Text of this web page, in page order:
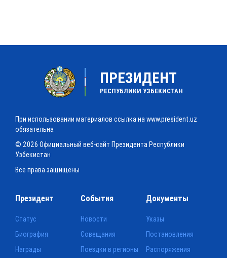
ПРЕЗИДЕНТ
РЕСПУБЛИКИ УЗБЕКИСТАН
При использовании материалов ссылка на www.president.uz
обязательна
© 2026 Официальный веб-сайт Президента Республики
Узбекистан
Все права защищены
Президент
Статус
Биография
Награды
События
Новости
Совещания
Поездки в регионы
Документы
Указы
Постановления
Распоряжения